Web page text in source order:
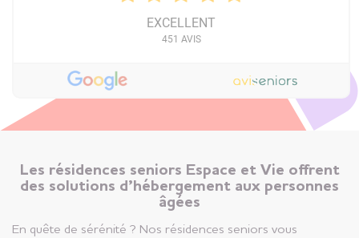
EXCELLENT
451 AVIS
Les résidences seniors Espace et Vie offrent
des solutions d’hébergement aux personnes
âgées
En quête de sérénité ? Nos résidences seniors vous